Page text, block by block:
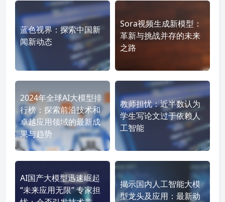
蓝色视界：探索中国新
闻新动态
Sora视频生成新模型：
革新与挑战并存的未来
之路
2024年全球AI大模型排
行榜：探索前沿技术和
卓越应用领域的最新成
果与趋势
教师担忧：近半数认为
学生写论文过于依赖人
工智能
AI国产大模型迅速崛起
“未来应用无限” 专家担
揭示国内人工智能大模
型龙头及应用：最新动